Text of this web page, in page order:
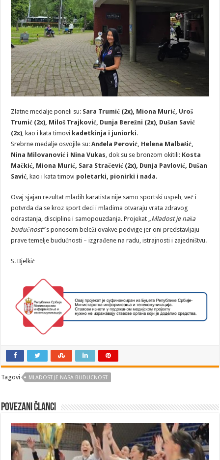
Zlatne medalje poneli su: Sara Trumić (2x), Miona Murić, Uroš
Trumić (2x), Miloš Trajković, Dunja Berežni (2x), Dušan Savić
(2x), kao i kata timovi kadetkinja i juniorki.
Srebrne medalje osvojile su:Anđela Perović, Helena Malbašić,
Nina Milovanović i Nina Vukas, dok su se bronzom okitili: Kosta
Mačkić, Miona Murić, Sara Stračević (2x), Dunja Pavlović, Dušan
Savić, kao i kata timovi poletarki, pionirki i nada.
Ovaj sjajan rezultat mladih karatista nije samo sportski uspeh, već i
potvrda da se kroz sport deci i mladima otvaraju vrata zdravog
odrastanja, discipline i samopouzdanja. Projekat „Mladost je naša
budućnost“s ponosom beleži ovakve podvige jer oni predstavljaju
prave temelje budućnosti – izgrađene na radu, istrajnosti i zajedništvu.
S. Bjelkić
Tagovi MLADOST JE NASA BUDUCNOST
Povezani članci